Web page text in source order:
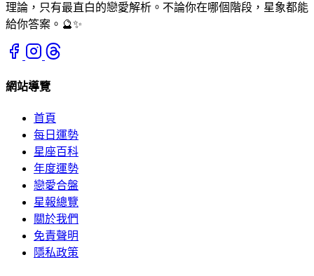
理論，只有最直白的戀愛解析。不論你在哪個階段，星象都能
給你答案。🔮✨
網站導覽
首頁
每日運勢
星座百科
年度運勢
戀愛合盤
星報總覽
關於我們
免責聲明
隱私政策